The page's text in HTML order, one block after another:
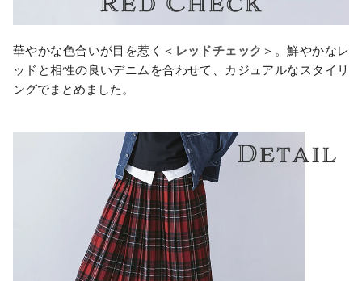
華やかな色合いが目を惹く＜ レッドチェック ＞。鮮やかなレ
ッドと相性の良いデニムを合わせて、カジュアルなスタイリ
ングでまとめました。